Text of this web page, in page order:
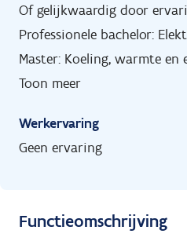
Of gelijkwaardig door
Professionele bachelor:
Master: Koeling, warmte en
Toon meer
Werkervaring
Geen ervaring
Functieomschrijving